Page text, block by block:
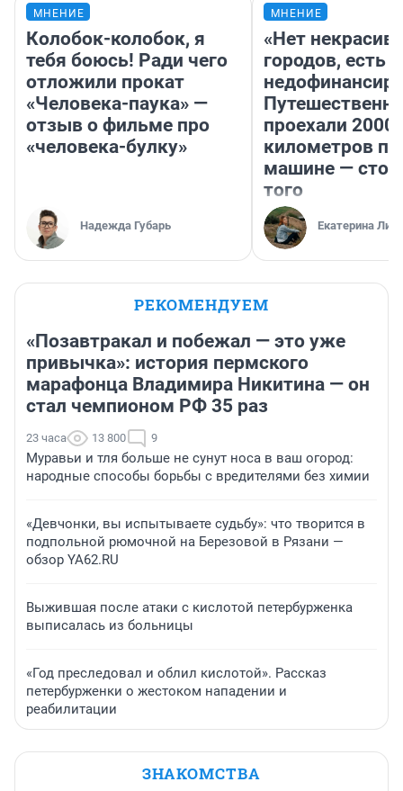
МНЕНИЕ
Колобок-колобок, я
тебя боюсь! Ради чего
отложили прокат
«Человека-паука» —
отзыв о фильме про
«человека-булку»
Надежда Губарь
МНЕНИЕ
«Нет
городов, есть
проехали 2000
километров по
машине —
того
Екатерина
РЕКОМЕНДУЕМ
«Позавтракал и побежал — это уже
привычка»: история пермского
марафонца Владимира Никитина — он
стал чемпионом РФ 35 раз
23 часа 13 800 9
Муравьи и тля больше не сунут носа в ваш огород:
народные способы борьбы с вредителями без химии
«Девчонки, вы испытываете судьбу»: что творится в
подпольной рюмочной на Березовой в Рязани —
обзор YA62.RU
Выжившая после атаки с кислотой петербурженка
выписалась из больницы
«Год преследовал и облил кислотой». Рассказ
петербурженки о жестоком нападении и
реабилитации
ЗНАКОМСТВА